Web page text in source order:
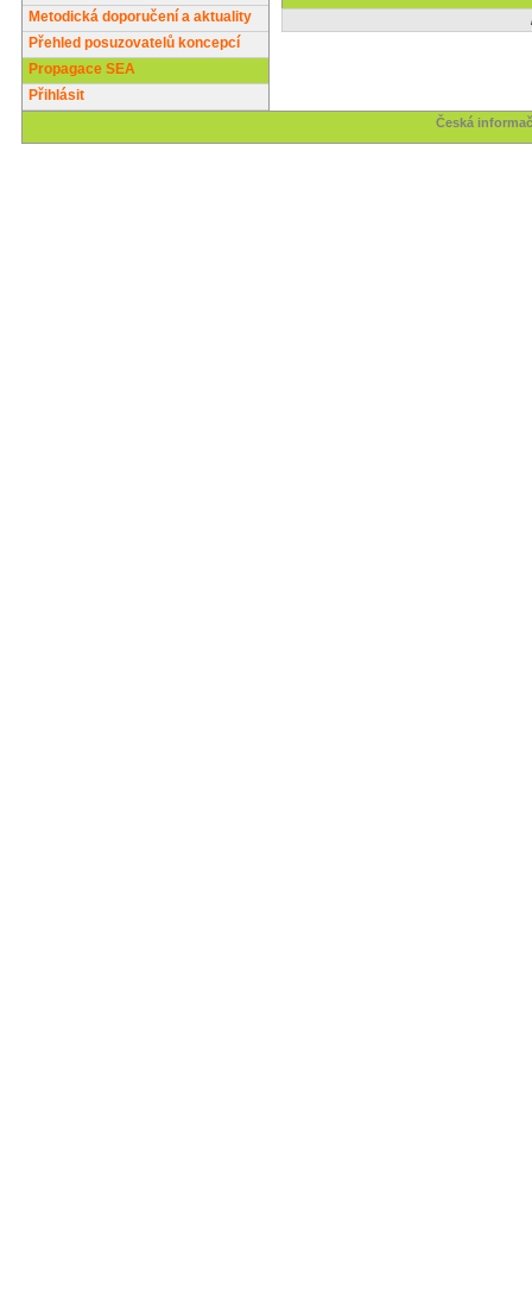
Metodická doporučení a aktuality
Přehled posuzovatelů koncepcí
Propagace SEA
Přihlásit
Česká